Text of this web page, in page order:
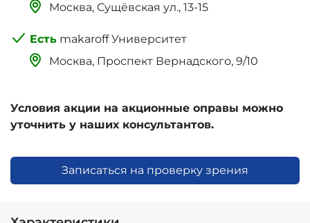
Москва, Сущёвская ул., 13-15
makaroff Университет
Москва, Проспект Вернадского, 9/10
Условия акции на акционные оправы можно
уточнить у наших консультантов.
Записаться на проверку зрения